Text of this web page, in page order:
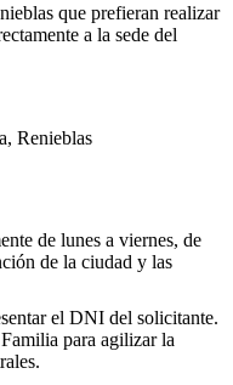
que prefieran realizar
a la sede del
Renieblas
de lunes a viernes, de
de la ciudad y las
el DNI del solicitante.
para agilizar la